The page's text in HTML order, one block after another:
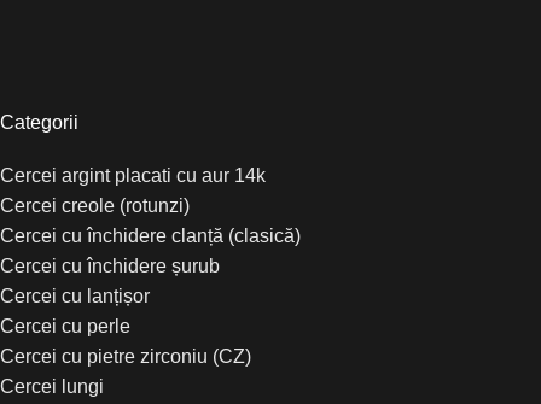
Categorii
Cercei argint placati cu aur 14k
Cercei creole (rotunzi)
Cercei cu închidere clanță (clasică)
Cercei cu închidere șurub
Cercei cu lanțișor
Cercei cu perle
Cercei cu pietre zirconiu (CZ)
Cercei lungi